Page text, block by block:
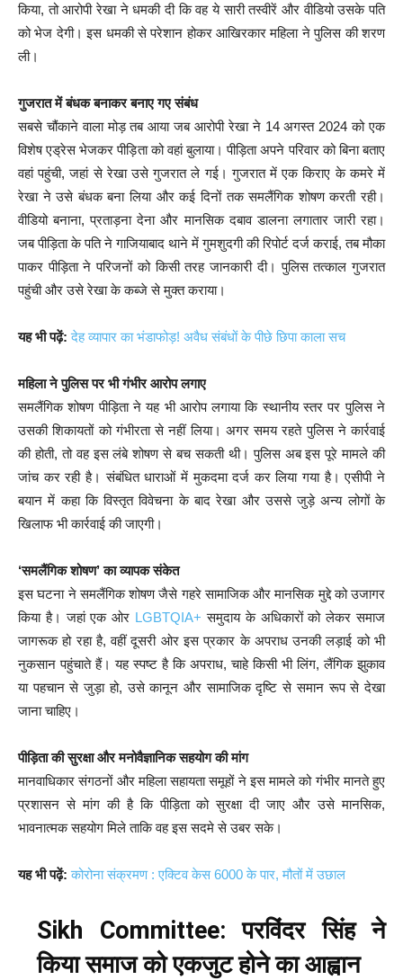
किया, तो आरोपी रेखा ने धमकी दी कि वह ये सारी तस्वीरें और वीडियो उसके पति
को भेज देगी। इस धमकी से परेशान होकर आखिरकार महिला ने पुलिस की शरण
ली।
गुजरात में बंधक बनाकर बनाए गए संबंध
सबसे चौंकाने वाला मोड़ तब आया जब आरोपी रेखा ने 14 अगस्त 2024 को एक
विशेष एड्रेस भेजकर पीड़िता को वहां बुलाया। पीड़िता अपने परिवार को बिना बताए
वहां पहुंची, जहां से रेखा उसे गुजरात ले गई। गुजरात में एक किराए के कमरे में
रेखा ने उसे बंधक बना लिया और कई दिनों तक समलैंगिक शोषण करती रही।
वीडियो बनाना, प्रताड़ना देना और मानसिक दबाव डालना लगातार जारी रहा।
जब पीड़िता के पति ने गाजियाबाद थाने में गुमशुदगी की रिपोर्ट दर्ज कराई, तब मौका
पाकर पीड़िता ने परिजनों को किसी तरह जानकारी दी। पुलिस तत्काल गुजरात
पहुंची और उसे रेखा के कब्जे से मुक्त कराया।
यह भी पढ़ें: देह व्यापार का भंडाफोड़! अवैध संबंधों के पीछे छिपा काला सच
महिला ने पुलिस पर भी गंभीर आरोप लगाए
समलैंगिक शोषण पीड़िता ने यह भी आरोप लगाया कि स्थानीय स्तर पर पुलिस ने
उसकी शिकायतों को गंभीरता से नहीं लिया। अगर समय रहते पुलिस ने कार्रवाई
की होती, तो वह इस लंबे शोषण से बच सकती थी। पुलिस अब इस पूरे मामले की
जांच कर रही है। संबंधित धाराओं में मुकदमा दर्ज कर लिया गया है। एसीपी ने
बयान में कहा कि विस्तृत विवेचना के बाद रेखा और उससे जुड़े अन्य लोगों के
खिलाफ भी कार्रवाई की जाएगी।
‘समलैंगिक शोषण’ का व्यापक संकेत
इस घटना ने समलैंगिक शोषण जैसे गहरे सामाजिक और मानसिक मुद्दे को उजागर
किया है। जहां एक ओर LGBTQIA+ समुदाय के अधिकारों को लेकर समाज
जागरूक हो रहा है, वहीं दूसरी ओर इस प्रकार के अपराध उनकी लड़ाई को भी
नुकसान पहुंचाते हैं। यह स्पष्ट है कि अपराध, चाहे किसी भी लिंग, लैंगिक झुकाव
या पहचान से जुड़ा हो, उसे कानून और सामाजिक दृष्टि से समान रूप से देखा
जाना चाहिए।
पीड़िता की सुरक्षा और मनोवैज्ञानिक सहयोग की मांग
मानवाधिकार संगठनों और महिला सहायता समूहों ने इस मामले को गंभीर मानते हुए
प्रशासन से मांग की है कि पीड़िता को सुरक्षा दी जाए और उसे मानसिक,
भावनात्मक सहयोग मिले ताकि वह इस सदमे से उबर सके।
यह भी पढ़ें: कोरोना संक्रमण : एक्टिव केस 6000 के पार, मौतों में उछाल
Sikh Committee: परविंदर सिंह ने
किया समाज को एकजुट होने का आह्वान